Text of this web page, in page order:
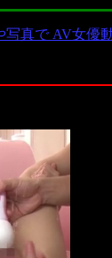
写真で AV女優